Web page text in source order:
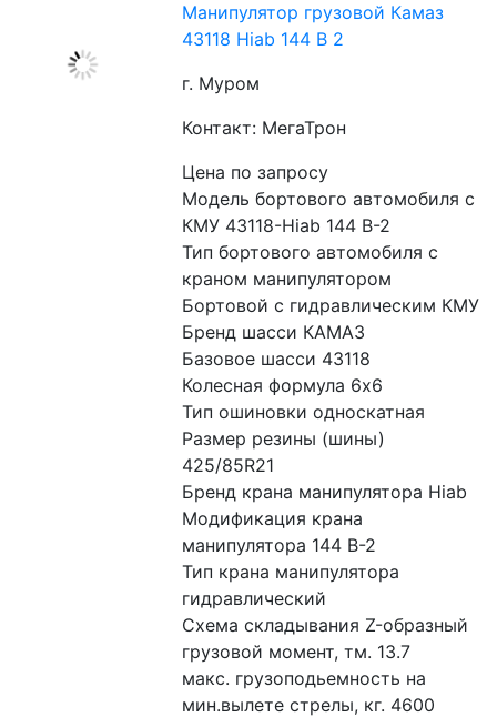
Манипулятор грузовой Камаз
43118 Hiab 144 B 2
г. Муром
Контакт: МегаТрон
Цена по запросу
Модель бортового автомобиля с
КМУ 43118-Hiab 144 B-2
Тип бортового автомобиля с
краном манипулятором
Бортовой с гидравлическим КМУ
Бренд шасси КАМАЗ
Базовое шасси 43118
Колесная формула 6x6
Тип ошиновки односкатная
Размер резины (шины)
425/85R21
Бренд крана манипулятора Hiab
Модификация крана
манипулятора 144 B-2
Тип крана манипулятора
гидравлический
Схема складывания Z-образный
грузовой момент, тм. 13.7
макс. грузоподьемность на
мин.вылете стрелы, кг. 4600